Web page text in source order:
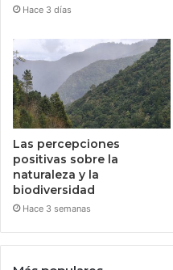
Hace 3 días
Las percepciones
positivas sobre la
naturaleza y la
biodiversidad
Hace 3 semanas